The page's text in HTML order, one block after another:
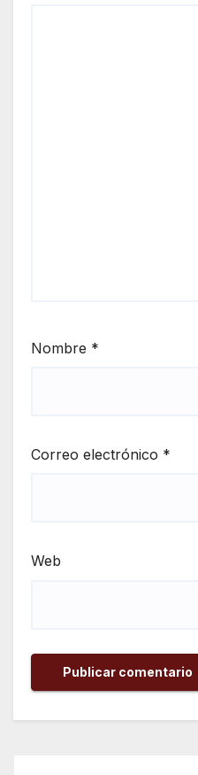
Nombre *
Correo electrónico *
Web